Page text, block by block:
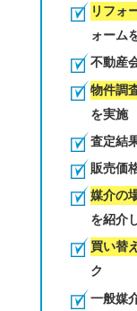
リフォ
ォーム
不動産
物件調
を実施
査定結
販売価
媒介の
を紹介
買い替
ク
一般媒